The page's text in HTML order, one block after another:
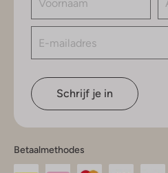
Schrijf je in
Betaalmethodes